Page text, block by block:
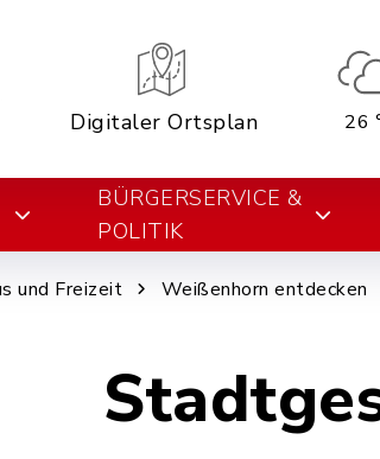
Digitaler Ortsplan 26
BÜRGERSERVICE &
POLITIK
und Freizeit Weißenhorn entdecken